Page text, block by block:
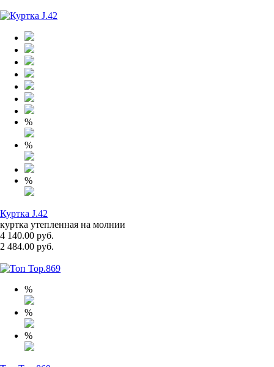
%
%
%
Куртка J.42
куртка утепленная на молнии
4 140.00 руб.
2 484.00 руб.
%
%
%